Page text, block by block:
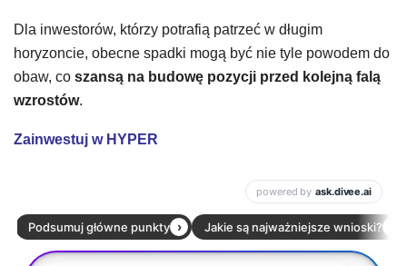
Dla inwestorów, którzy potrafią patrzeć w długim
horyzoncie, obecne spadki mogą być nie tyle powodem do
obaw, co szansą na budowę pozycji przed kolejną falą
wzrostów.
Zainwestuj w HYPER